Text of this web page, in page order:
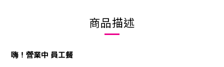
商品描述
嗨！營業中 員工餐